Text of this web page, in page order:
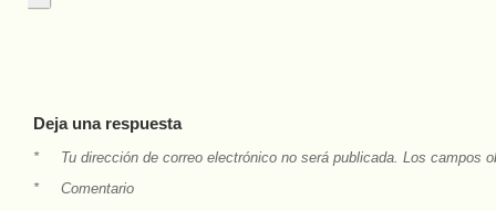
Deja una respuesta
Tu dirección de correo electrónico no será publicada. Los campos
*
Comentario
*